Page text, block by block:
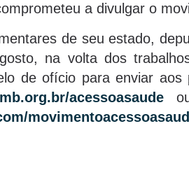
a divulgar o
de seu estado,
na volta dos
de ofício para enviar aos
acessoasaude